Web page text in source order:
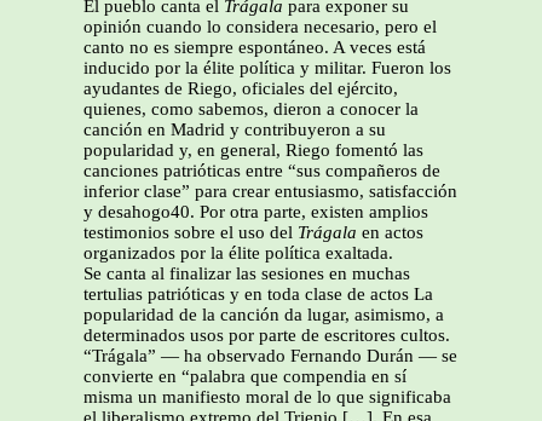
El pueblo canta el Trágala para exponer su
opinión cuando lo considera necesario, pero el
canto no es siempre espontáneo. A veces está
inducido por la élite política y militar. Fueron los
ayudantes de Riego, oficiales del ejército,
quienes, como sabemos, dieron a conocer la
canción en Madrid y contribuyeron a su
popularidad y, en general, Riego fomentó las
canciones patrióticas entre “sus compañeros de
inferior clase” para crear entusiasmo, satisfacción
y desahogo40. Por otra parte, existen amplios
testimonios sobre el uso del Trágala en actos
organizados por la élite política exaltada.
Se canta al finalizar las sesiones en muchas
tertulias patrióticas y en toda clase de actos La
popularidad de la canción da lugar, asimismo, a
determinados usos por parte de escritores cultos.
“Trágala” — ha observado Fernando Durán — se
convierte en “palabra que compendia en sí
misma un manifiesto moral de lo que significaba